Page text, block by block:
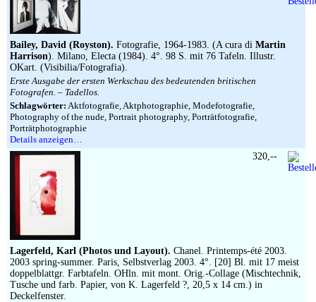
Bailey, David (Royston). Fotografie, 1964-1983. (A cura di Martin
Harrison). Milano, Electa (1984). 4°. 98 S. mit 76 Tafeln. Illustr.
OKart. (Visibilia/Fotografia).
Erste Ausgabe der ersten Werkschau des bedeutenden britischen
Fotografen. – Tadellos.
Schlagwörter: Aktfotografie, Aktphotographie, Modefotografie,
Photography of the nude, Portrait photography, Porträtfotografie,
Porträtphotographie
Details anzeigen…
Lagerfeld, Karl (Photos und Layout). Chanel. Printemps-été 2003.
2003 spring-summer. Paris, Selbstverlag 2003. 4°. [20] Bl. mit 17 meist
doppelblattgr. Farbtafeln. OHln. mit mont. Orig.-Collage (Mischtechnik,
Tusche und farb. Papier, von K. Lagerfeld ?, 20,5 x 14 cm.) in
Deckelfenster.
320,--